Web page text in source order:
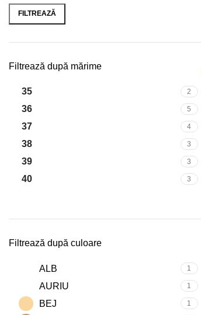
FILTREAZĂ
Filtrează după mărime
35 2
36 5
37 4
38 3
39 3
40 3
Filtrează după culoare
ALB 1
AURIU 1
BEJ 1